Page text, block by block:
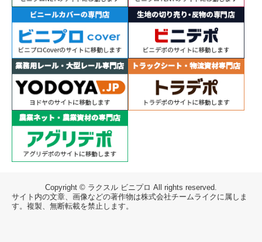
Copyright © ラクスル ビニプロ All rights reserved.
サイト内の文章、画像などの著作物は株式会社チームライクに属しま
す。複製、無断転載を禁止します。